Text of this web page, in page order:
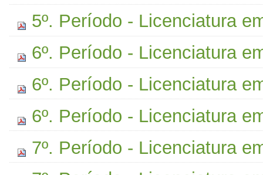
5º. Período - Licenciatura
6º. Período - Licenciatura
6º. Período - Licenciatura
6º. Período - Licenciatura
7º. Período - Licenciatura